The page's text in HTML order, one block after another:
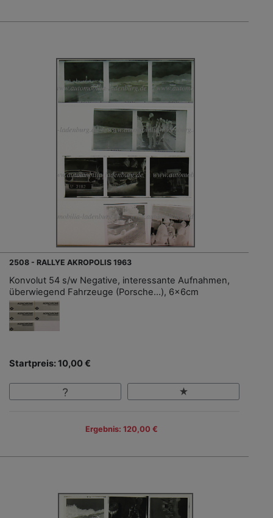
2508 - RALLYE AKROPOLIS 1963
Konvolut 54 s/w Negative, interessante Aufnahmen,
überwiegend Fahrzeuge (Porsche...), 6x6cm
Startpreis: 10,00 €
Ergebnis: 120,00 €